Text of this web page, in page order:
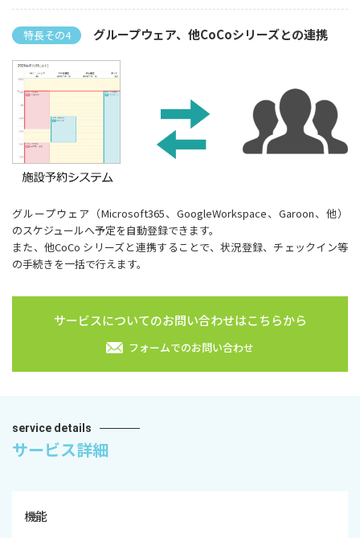
特長その4 グループウェア、他CoCoシリーズとの連携
グループウェア（Microsoft365、GoogleWorkspace、Garoon、他）
のスケジュールへ予定を自動登録できます。
また、他CoCo シリーズと連携することで、状況登録、チェックイン等
の手続きを一括で行えます。
サービスについてのお問い合わせはこちらから
フォームでのお問い合わせ
service details
サービス詳細
機能